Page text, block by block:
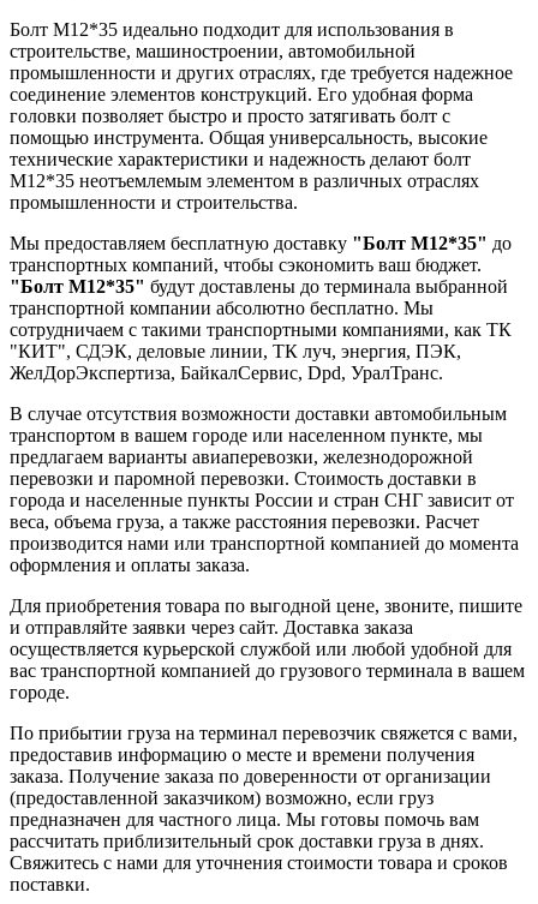
Болт М12*35 идеально подходит для использования в
строительстве, машиностроении, автомобильной
промышленности и других отраслях, где требуется надежное
соединение элементов конструкций. Его удобная форма
головки позволяет быстро и просто затягивать болт с
помощью инструмента. Общая универсальность, высокие
технические характеристики и надежность делают болт
М12*35 неотъемлемым элементом в различных отраслях
промышленности и строительства.
Мы предоставляем бесплатную доставку "Болт М12*35" до
транспортных компаний, чтобы сэкономить ваш бюджет.
"Болт М12*35" будут доставлены до терминала выбранной
транспортной компании абсолютно бесплатно. Мы
сотрудничаем с такими транспортными компаниями, как ТК
"КИТ", СДЭК, деловые линии, ТК луч, энергия, ПЭК,
ЖелДорЭкспертиза, БайкалСервис, Dpd, УралТранс.
В случае отсутствия возможности доставки автомобильным
транспортом в вашем городе или населенном пункте, мы
предлагаем варианты авиаперевозки, железнодорожной
перевозки и паромной перевозки. Стоимость доставки в
города и населенные пункты России и стран СНГ зависит от
веса, объема груза, а также расстояния перевозки. Расчет
производится нами или транспортной компанией до момента
оформления и оплаты заказа.
Для приобретения товара по выгодной цене, звоните, пишите
и отправляйте заявки через сайт. Доставка заказа
осуществляется курьерской службой или любой удобной для
вас транспортной компанией до грузового терминала в вашем
городе.
По прибытии груза на терминал перевозчик свяжется с вами,
предоставив информацию о месте и времени получения
заказа. Получение заказа по доверенности от организации
(предоставленной заказчиком) возможно, если груз
предназначен для частного лица. Мы готовы помочь вам
рассчитать приблизительный срок доставки груза в днях.
Свяжитесь с нами для уточнения стоимости товара и сроков
поставки.